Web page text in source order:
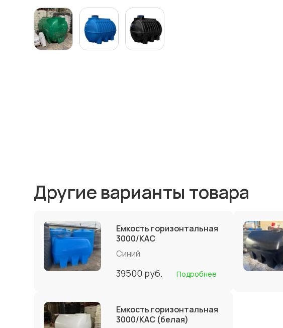
Другие варианты товара
Емкость горизонтальная
3000/КАС
Синий
39500 руб. Подробнее
Емкость горизонтальная
3000/КАС (белая)